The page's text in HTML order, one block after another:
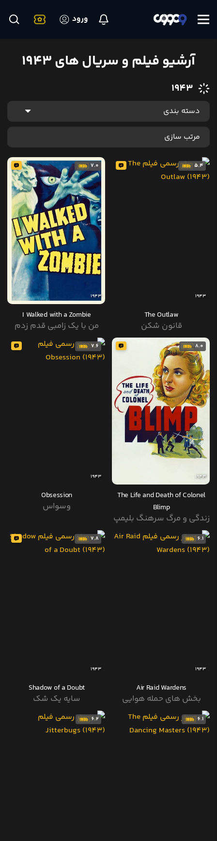
ورود
آرشیو فیلم و سریال های 1943
1943
5.4
1943
The Outlaw
قانون شکن
7.0
1943
I Walked with a Zombie
من با یک زامبی قدم زدم
8.0
1943
The Life and Death of Colonel
Blimp
زندگی و مرگ سرهنگ بلیمپ
7.6
1943
Obsession
وسواس
6.1
1943
Air Raid Wardens
بخش های حمله هوایی
7.8
1943
Shadow of a Doubt
سایه یک شک
6.1
6.2